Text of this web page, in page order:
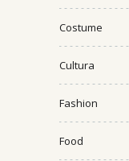
Costume
Cultura
Fashion
Food